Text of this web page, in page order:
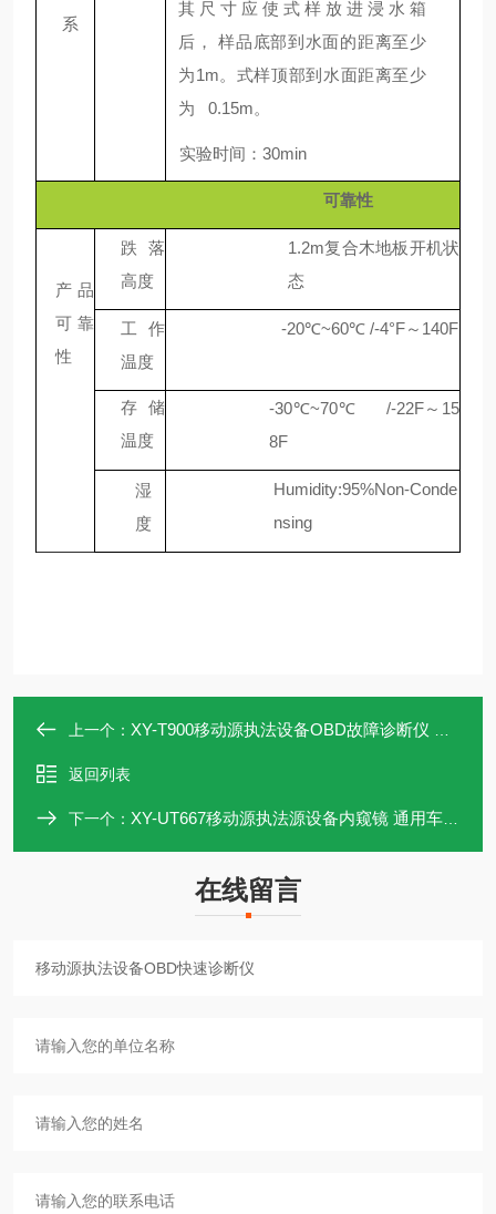
系
其尺寸应使式样放 进浸水箱
后，
样品底部到水面的距离至少
为1m。式样顶部到水面距离至少
为 0.15m。
实验时间：30min
可靠性
产品
可靠
性
跌落
高度
1.2m复合木地板开机状
态
工作
温度
-20℃~60℃ /-4°F～140F
存储
温度
-30℃~70℃
/-22F～15
8F
湿
度
Humidity:95%Non-Conde
nsing
上一个： XY-T900移动源执法设备OBD故障诊断仪 尾气检测仪
返回列表
下一个： XY-UT667移动源执法源设备内窥镜 通用车载诊断仪
在线留言